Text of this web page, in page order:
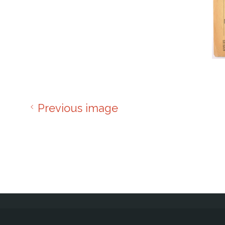
Previous image